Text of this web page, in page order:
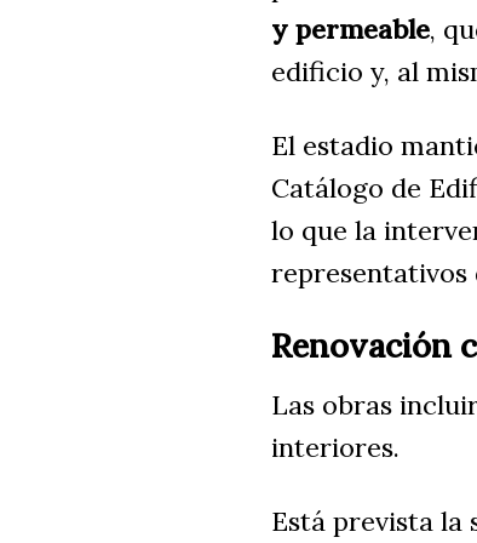
y permeable,
edificio y, al
El estadio
Catálogo de
lo que la
representativos
Renovación
Las obras
interiores.
Está prevista la